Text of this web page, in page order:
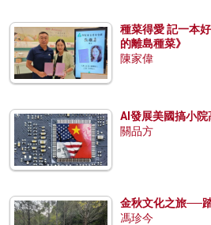
種菜得愛 記一本
的離島種菜》
陳家偉
AI發展美國搞小
關品方
金秋文化之旅──
馮珍今